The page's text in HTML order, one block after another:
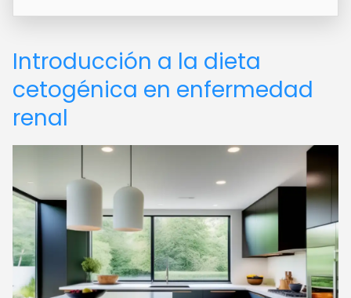
Introducción a la dieta
cetogénica en enfermedad
renal